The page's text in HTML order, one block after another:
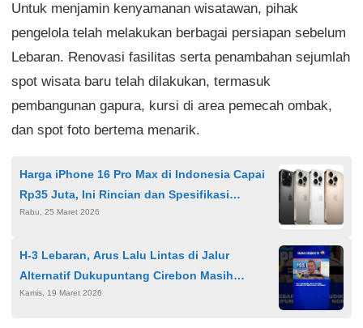
Untuk menjamin kenyamanan wisatawan, pihak
pengelola telah melakukan berbagai persiapan sebelum
Lebaran. Renovasi fasilitas serta penambahan sejumlah
spot wisata baru telah dilakukan, termasuk
pembangunan gapura, kursi di area pemecah ombak,
dan spot foto bertema menarik.
Harga iPhone 16 Pro Max di Indonesia Capai
Rp35 Juta, Ini Rincian dan Spesifikasi
Unggulannya
Rabu, 25 Maret 2026
H-3 Lebaran, Arus Lalu Lintas di Jalur
Alternatif Dukupuntang Cirebon Masih
Kondusif
Kamis, 19 Maret 2026